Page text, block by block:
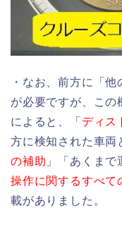
・なお、前方に「
が必要ですが、この
によると、「 ディス
方に検知された車両
の補助 」「あくまで
操作に関するすべて
載がありました。